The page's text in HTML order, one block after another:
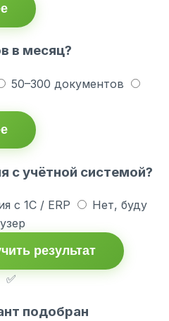
в месяц?
50–300 документов
с учётной системой?
с 1С / ERP
Нет, буду
результат
✅
подобран